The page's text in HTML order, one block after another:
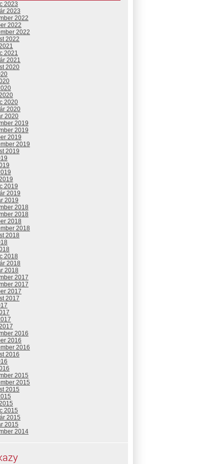
2023
2023
2022
2022
2022
2022
2021
2021
2020
2020
2020
2020
2019
2019
2019
2019
2019
2019
2019
2019
2018
2018
2018
2018
2018
2018
2018
2018
2017
2017
2017
2017
2016
2016
2016
2016
2015
2015
2015
2015
2015
2015
2014